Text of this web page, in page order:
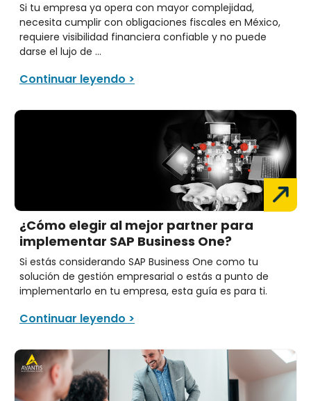
Si tu empresa ya opera con mayor complejidad,
necesita cumplir con obligaciones fiscales en México,
requiere visibilidad financiera confiable y no puede
darse el lujo de ...
Continuar leyendo >
¿Cómo elegir al mejor partner para
implementar SAP Business One?
Si estás considerando SAP Business One como tu
solución de gestión empresarial o estás a punto de
implementarlo en tu empresa, esta guía es para ti.
Continuar leyendo >